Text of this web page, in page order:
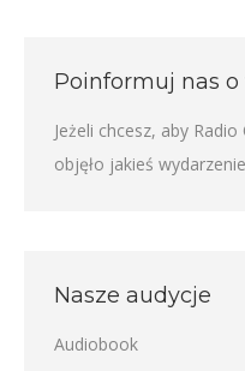
Poinformuj nas
Jeżeli chcesz, aby
objęło jakieś
Nasze audycje
Audiobook